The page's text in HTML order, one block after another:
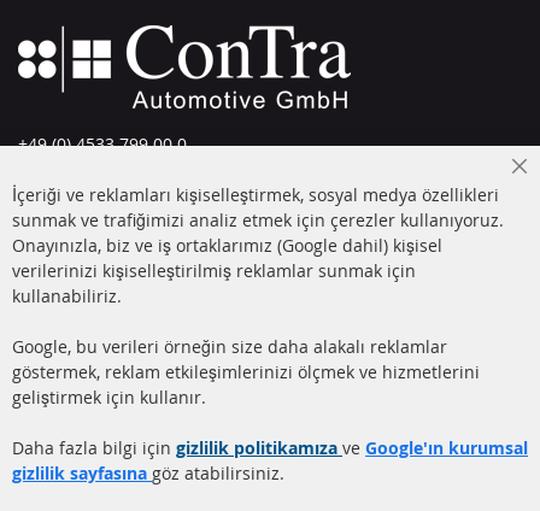
+49 (0) 4533 799 00 0
info@contra-automotive.de
facebook
instagram
HIZLI LİNKLER
(DPF)
DİZEL PARTİKÜL FİLTRESİ
KATALİZÖR (KAT)
MÜŞTERİ
Hakkımızda
Gönderim ücreti
İçeriği ve reklamları kişiselleştirmek, sosyal medya özellikleri
sunmak ve trafiğimizi analiz etmek için çerezler kullanıyoruz.
Onayınızla, biz ve iş ortaklarımız (Google dahil) kişisel
verilerinizi kişiselleştirilmiş reklamlar sunmak için
kullanabiliriz.
Google, bu verileri örneğin size daha alakalı reklamlar
göstermek, reklam etkileşimlerinizi ölçmek ve hizmetlerini
geliştirmek için kullanır.
Daha fazla bilgi için gizlilik politikamıza ve Google'ın kurumsal
gizlilik sayfasına göz atabilirsiniz.